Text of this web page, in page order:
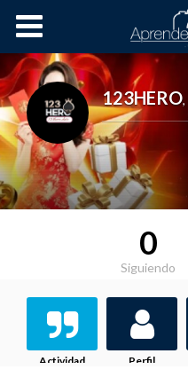
Cursos OnLine
123HERO,
0
Siguiendo
Actividad Perfil